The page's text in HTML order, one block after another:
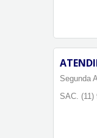
Segunda
SAC. (11)